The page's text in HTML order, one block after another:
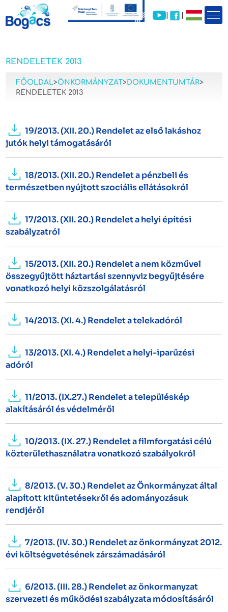
| |
RENDELETEK 2013
FŐOLDAL>ÖNKORMÁNYZAT>DOKUMENTUMTÁR>
RENDELETEK 2013
19/2013. (XII. 20.) Rendelet az első lakáshoz
jutók helyi támogatásáról
18/2013. (XII. 20.) Rendelet a pénzbeli és
természetben nyújtott szociális ellátásokról
17/2013. (XII. 20.) Rendelet a helyi építési
szabályzatról
15/2013. (XII. 20.) Rendelet a nem közművel
összegyűjtött háztartási szennyviz begyűjtésére
vonatkozó helyi közszolgálatásról
14/2013. (XI. 4.) Rendelet a telekadóról
13/2013. (XI. 4.) Rendelet a helyi-iparűzési
adóról
11/2013. (IX.27.) Rendelet a településkép
alakításáról és védelméről
10/2013. (IX. 27.) Rendelet a filmforgatási célú
közterülethasználatra vonatkozó szabályokról
8/2013. (V. 30.) Rendelet az Önkormányzat által
alapított kitüntetésekről és adományozásuk
rendjéről
7/2013. (IV. 30.) Rendelet az önkormányzat 2012.
évi költségvetésének zárszámadásáról
6/2013. (III. 28.) Rendelet az önkormanyzat
szervezeti és működési szabályzata módosításáról